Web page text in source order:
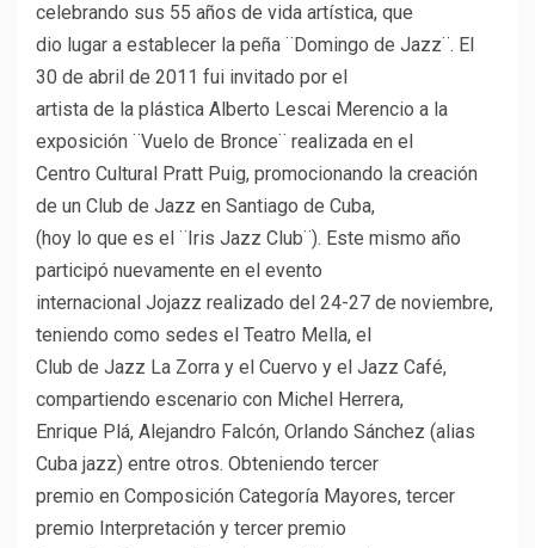
celebrando sus 55 años de vida artística, que
dio lugar a establecer la peña ¨Domingo de Jazz¨. El
30 de abril de 2011 fui invitado por el
artista de la plástica Alberto Lescai Merencio a la
exposición ¨Vuelo de Bronce¨ realizada en el
Centro Cultural Pratt Puig, promocionando la creación
de un Club de Jazz en Santiago de Cuba,
(hoy lo que es el ¨Iris Jazz Club¨). Este mismo año
participó nuevamente en el evento
internacional Jojazz realizado del 24-27 de noviembre,
teniendo como sedes el Teatro Mella, el
Club de Jazz La Zorra y el Cuervo y el Jazz Café,
compartiendo escenario con Michel Herrera,
Enrique Plá, Alejandro Falcón, Orlando Sánchez (alias
Cuba jazz) entre otros. Obteniendo tercer
premio en Composición Categoría Mayores, tercer
premio Interpretación y tercer premio